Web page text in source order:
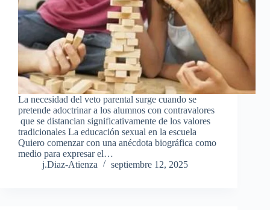
La necesidad del veto parental surge cuando se
pretende adoctrinar a los alumnos con contravalores
que se distancian significativamente de los valores
tradicionales La educación sexual en la escuela
Quiero comenzar con una anécdota biográfica como
medio para expresar el…
j.Diaz-Atienza
septiembre 12, 2025